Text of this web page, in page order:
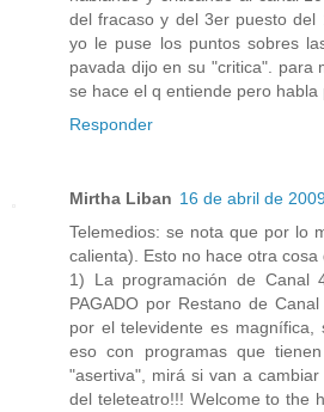
del fracaso y del 3er puesto
yo le puse los puntos sobres
pavada dijo en su "critica". para
se hace el q entiende pero habla
Responder
Mirtha Liban 16 de abril de
Telemedios: se nota que por lo
calienta). Esto no hace otra
1) La programación de Canal
PAGADO por Restano de
por el televidente es magnífica,
eso con programas que
"asertiva", mirá si van a
del teleteatro!!! Welcome to the